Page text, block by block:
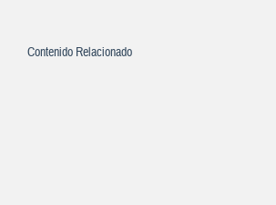
Contenido Relacionado